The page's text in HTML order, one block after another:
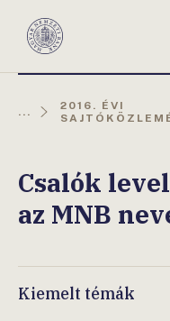
Magyar
...
2016. ÉVI
Csalók
az MNB
Kiemelt témák